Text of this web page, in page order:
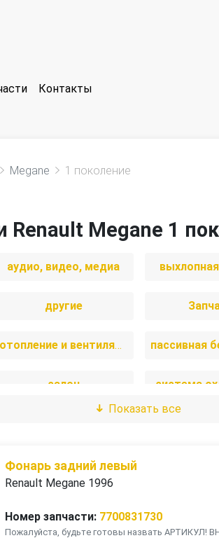
Контакты
Megane 1 поколение
Renault Megane 1
аудио, видео, медиа
другие
отопление и вентиляция
салон система
электрика
Показать все
Фонарь задний левый
Renault Megane 1996
Номер запчасти: 7700831730
Пожалуйста, будьте готовы назвать АРТИКУЛ!